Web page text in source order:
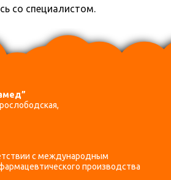
со специалистом.
с международным
производства